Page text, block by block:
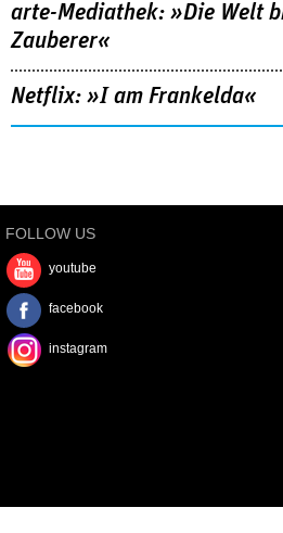
arte-Mediathek: »Die Welt
Zauberer«
Netflix: »I am Frankelda«
FOLLOW US
youtube
facebook
instagram